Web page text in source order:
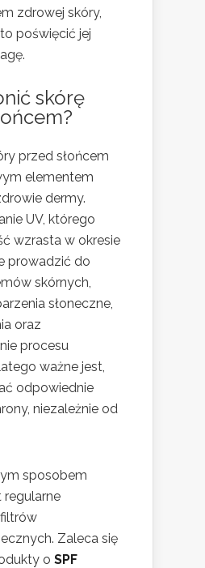
zdrowej skóry,
poświęcić jej
skórę
przed słońcem
elementem
dermy.
UV, którego
wzrasta w okresie
prowadzić do
skórnych,
słoneczne,
oraz
procesu
ważne jest,
odpowiednie
niezależnie od
sposobem
regularne
Zaleca się
o SPF